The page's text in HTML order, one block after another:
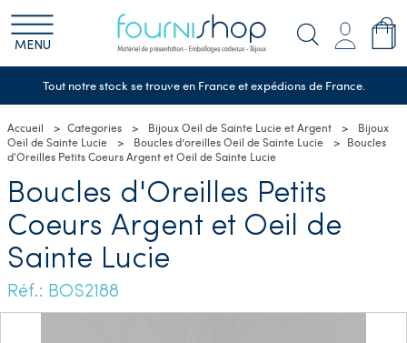
MENU
Tout notre stock se trouve en France et expédions de France.
Accueil Categories Bijoux Oeil de Sainte Lucie et Argent
Bijoux
Oeil de Sainte Lucie
Boucles d’oreilles Oeil de Sainte Lucie
Boucles
d'Oreilles Petits Coeurs Argent et Oeil de Sainte Lucie
Boucles d'Oreilles Petits
Coeurs Argent et Oeil de
Sainte Lucie
Réf.: BOS2188